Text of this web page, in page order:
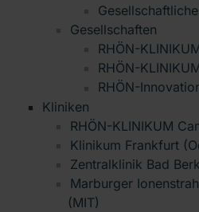
Gesellschaften
RHÖN-
RHÖN-
RHÖN-
Kliniken
RHÖN-KLINIKUM
Klinikum Frankfurt
Zentralklinik Bad
Marburger
(MIT)